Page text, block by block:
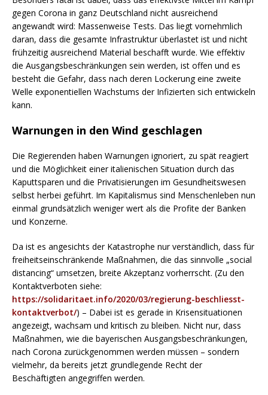
gegen Corona in ganz Deutschland nicht ausreichend
angewandt wird: Massenweise Tests. Das liegt vornehmlich
daran, dass die gesamte Infrastruktur überlastet ist und nicht
frühzeitig ausreichend Material beschafft wurde. Wie effektiv
die Ausgangsbeschränkungen sein werden, ist offen und es
besteht die Gefahr, dass nach deren Lockerung eine zweite
Welle exponentiellen Wachstums der Infizierten sich entwickeln
kann.
Warnungen in den Wind geschlagen
Die Regierenden haben Warnungen ignoriert, zu spät reagiert
und die Möglichkeit einer italienischen Situation durch das
Kaputtsparen und die Privatisierungen im Gesundheitswesen
selbst herbei geführt. Im Kapitalismus sind Menschenleben nun
einmal grundsätzlich weniger wert als die Profite der Banken
und Konzerne.
Da ist es angesichts der Katastrophe nur verständlich, dass für
freiheitseinschränkende Maßnahmen, die das sinnvolle „social
distancing“ umsetzen, breite Akzeptanz vorherrscht. (Zu den
Kontaktverboten siehe:
https://solidaritaet.info/2020/03/regierung-beschliesst-
kontaktverbot/) – Dabei ist es gerade in Krisensituationen
angezeigt, wachsam und kritisch zu bleiben. Nicht nur, dass
Maßnahmen, wie die bayerischen Ausgangsbeschränkungen,
nach Corona zurückgenommen werden müssen – sondern
vielmehr, da bereits jetzt grundlegende Recht der
Beschäftigten angegriffen werden.